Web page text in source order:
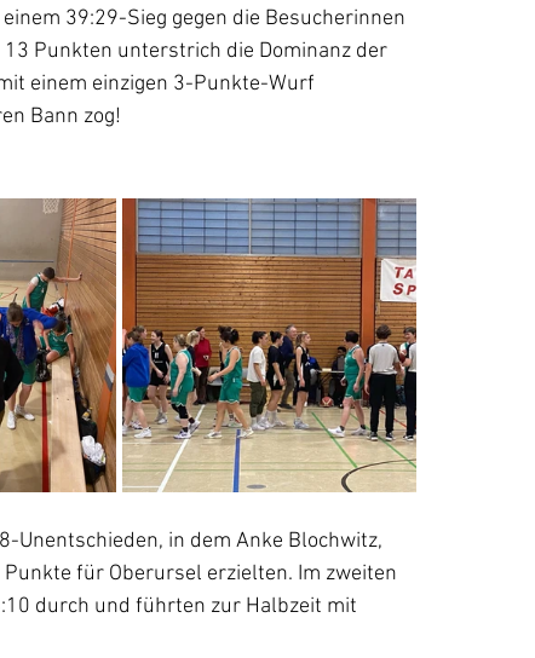
39:29-Sieg gegen die Besucherinnen
Punkten unterstrich die Dominanz der
einem einzigen 3-Punkte-Wurf
Bann zog!
Unentschieden, in dem Anke Blochwitz,
für Oberursel erzielten. Im zweiten
durch und führten zur Halbzeit mit